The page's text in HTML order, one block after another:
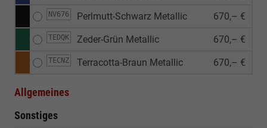
NV676 Perlmutt-Schwarz Metallic 670,– €
TEDQK Zeder-Grün Metallic 670,– €
TECNZ Terracotta-Braun Metallic 670,– €
Allgemeines
Sonstiges